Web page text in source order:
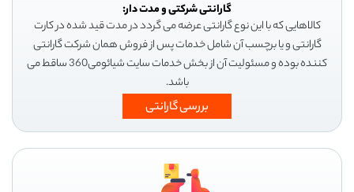
گارانتی شرکتی و مدت دار:
کالاهایی که با این نوع گارانتی عرضه می گردد در مدت قید شده در کارت
گارانتی و یا برچسب آن شامل خدمات پس از فروش همان شرکت گارانتی
کننده بوده و مسئولیت آن از بخش خدمات سایت شیائومی360 ساقط می
باشد.
بررسی گارانتی